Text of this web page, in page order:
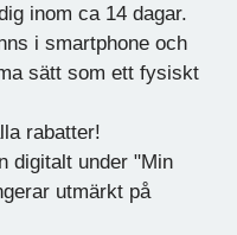
inom ca 14 dagar.
i smartphone och
sätt som ett fysiskt
rabatter!
digitalt under "Min
utmärkt på